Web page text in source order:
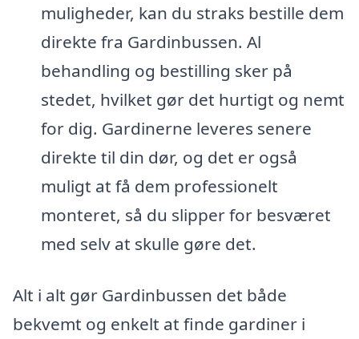
muligheder, kan du straks bestille dem
direkte fra Gardinbussen. Al
behandling og bestilling sker på
stedet, hvilket gør det hurtigt og nemt
for dig. Gardinerne leveres senere
direkte til din dør, og det er også
muligt at få dem professionelt
monteret, så du slipper for besværet
med selv at skulle gøre det.
Alt i alt gør Gardinbussen det både
bekvemt og enkelt at finde gardiner i